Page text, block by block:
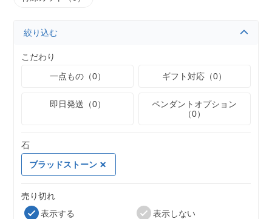
絞り込む
こだわり
一点もの（0）
ギフト対応（0）
即日発送（0）
ペンダントオプション
（0）
石
ブラッドストーン
売り切れ
表示する
表示しない